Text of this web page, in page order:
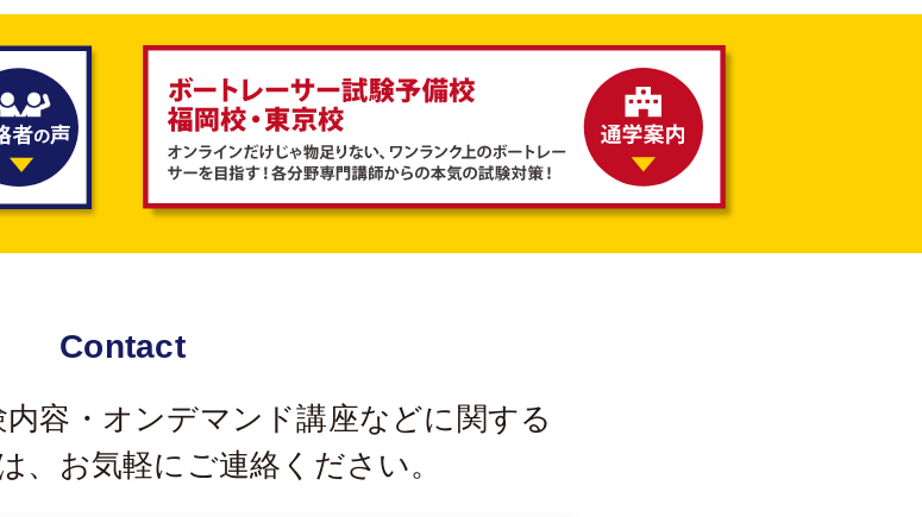
Contact
容・オンデマンド講座などに関する
、 お気軽にご連絡ください。